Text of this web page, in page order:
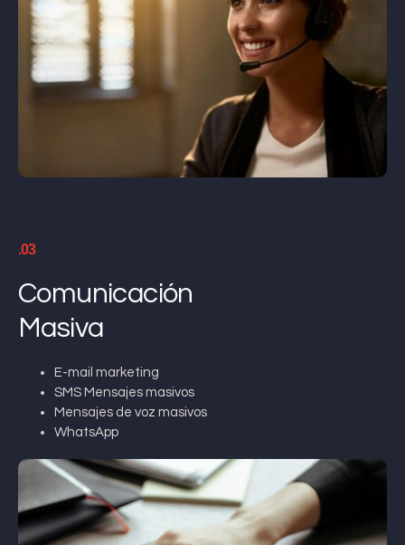
.03
Comunicación
Masiva
E-mail marketing
SMS Mensajes masivos
Mensajes de voz masivos
WhatsApp